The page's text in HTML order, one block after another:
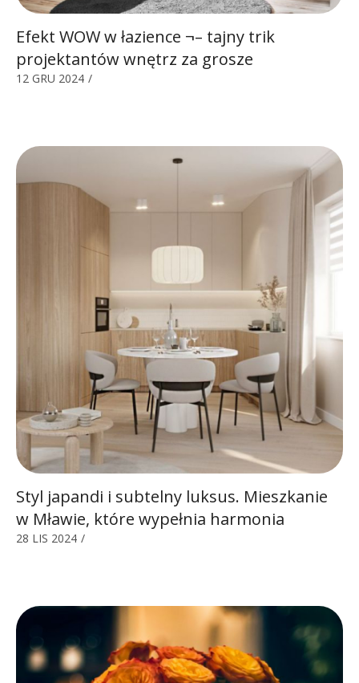
Efekt WOW w łazience ¬– tajny trik
projektantów wnętrz za grosze
12 GRU 2024 /
Styl japandi i subtelny luksus. Mieszkanie
w Mławie, które wypełnia harmonia
28 LIS 2024 /